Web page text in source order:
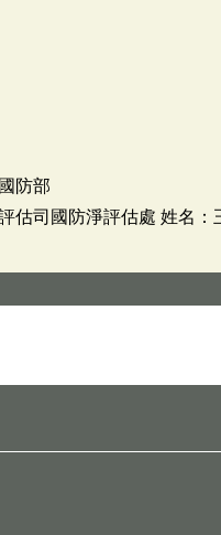
防部
估司國防淨評估處 姓名